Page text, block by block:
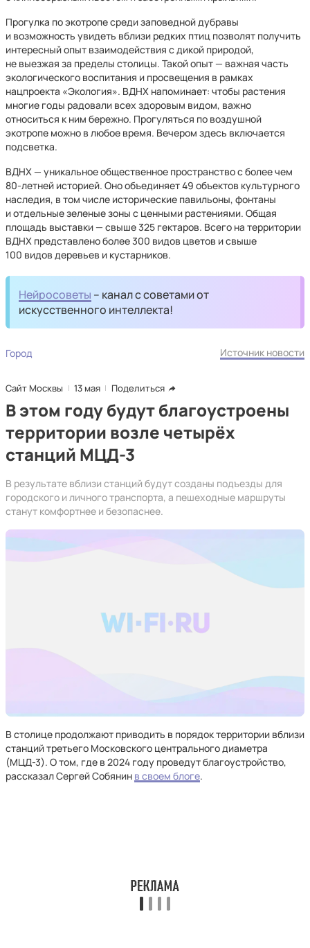
Прогулка по экотропе среди заповедной дубравы
и возможность увидеть вблизи редких птиц позволят получить
интересный опыт взаимодействия с дикой природой,
не выезжая за пределы столицы. Такой опыт — важная часть
экологического воспитания и просвещения в рамках
нацпроекта «Экология». ВДНХ напоминает: чтобы растения
многие годы радовали всех здоровым видом, важно
относиться к ним бережно. Прогуляться по воздушной
экотропе можно в любое время. Вечером здесь включается
подсветка.
ВДНХ — уникальное общественное пространство с более чем
80-летней историей. Оно объединяет 49 объектов культурного
наследия, в том числе исторические павильоны, фонтаны
и отдельные зеленые зоны с ценными растениями. Общая
площадь выставки — свыше 325 гектаров. Всего на территории
ВДНХ представлено более 300 видов цветов и свыше
100 видов деревьев и кустарников.
Нейросоветы – канал с советами от
искусственного интеллекта!
Город Источник новости
Сайт Москвы 13 мая Поделиться
В этом году будут благоустроены
территории возле четырёх
станций МЦД-3
В результате вблизи станций будут созданы подъезды для
городского и личного транспорта, а пешеходные маршруты
станут комфортнее и безопаснее.
В столице продолжают приводить в порядок территории вблизи
станций третьего Московского центрального диаметра
(МЦД-3). О том, где в 2024 году проведут благоустройство,
рассказал Сергей Собянин в своем блоге.